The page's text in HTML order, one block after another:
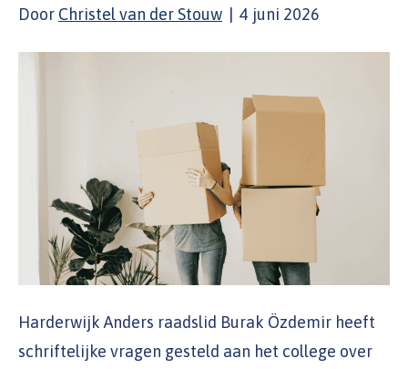
Door Christel van der Stouw | 4 juni 2026
Harderwijk Anders raadslid Burak Özdemir heeft
schriftelijke vragen gesteld aan het college over